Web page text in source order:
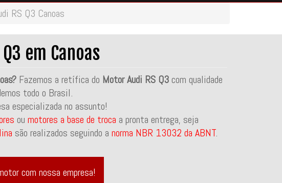
RS Q3 Canoas
em Canoas
Fazemos a retífica do Motor Audi RS Q3com qualidade
todo o Brasil.
especializada no assunto!
ou motores a base de troca a pronta entrega, seja
são realizados seguindo a norma NBR 13032 da ABNT.
com nossa empresa!